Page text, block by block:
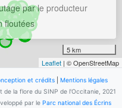
(Burm.f.)
en
Fiche espèce
L., 1753
par le producteur
floutées
5 km
Leaflet | © OpenStreetMap
et crédits| Mentions légales
la flore du SINP de l'Occitanie, 2021
par le Parc national des Écrins